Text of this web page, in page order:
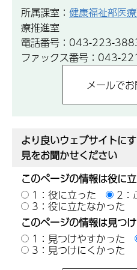
所属課室： 健康福祉部医
療推進室
電話番号：043-223-
ファックス番号：043-
より良いウェブサイトに
見をお聞かせください
このページの情報は役に
1：役に立った
2：
3：役に立たなかった
このページの情報は見つ
1：見つけやすかった
3：見つけにくかった